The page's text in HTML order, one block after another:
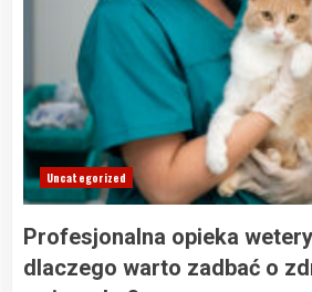
Uncategorized
Profesjonalna opieka
dlaczego warto zadbać o